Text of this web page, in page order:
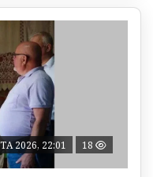
2026, 22:01 18